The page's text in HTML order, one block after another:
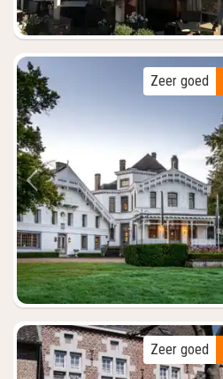
Vorige foto
Zeer goed
Zeer goed